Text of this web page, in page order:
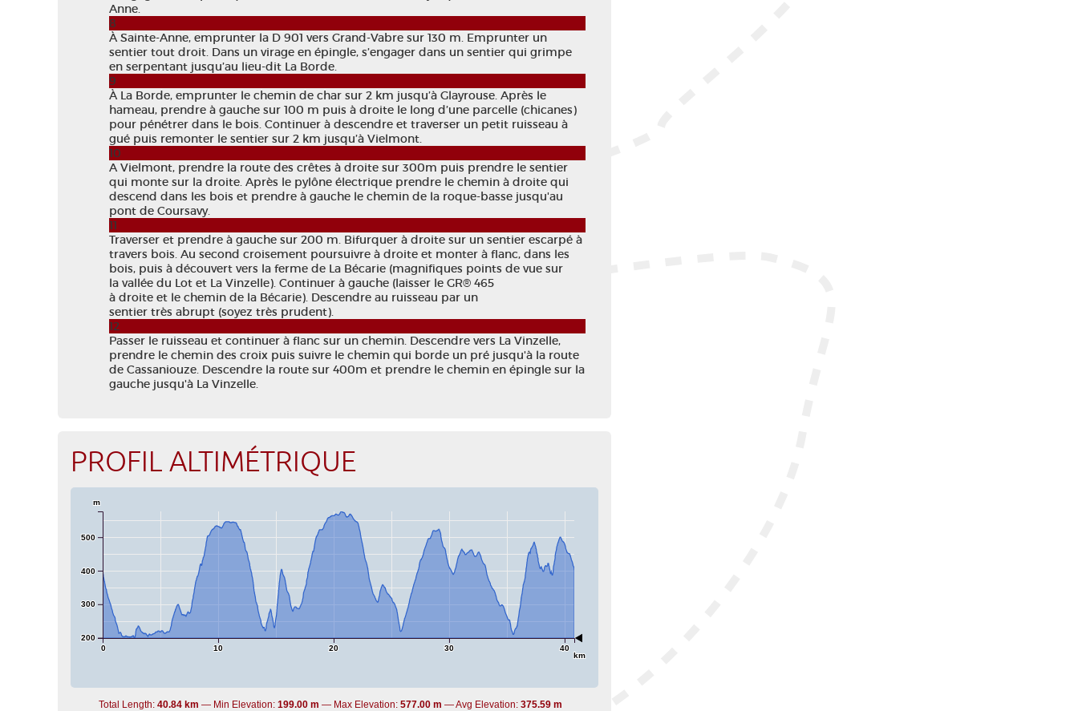
Anne.
8
À Sainte-Anne, emprunter la D 901 vers Grand-Vabre sur 130 m. Emprunter un
sentier tout droit. Dans un virage en épingle, s’engager dans un sentier qui grimpe
en serpentant jusqu’au lieu-dit La Borde.
9
À La Borde, emprunter le chemin de char sur 2 km jusqu’à Glayrouse. Après le
hameau, prendre à gauche sur 100 m puis à droite le long d’une parcelle (chicanes)
pour pénétrer dans le bois. Continuer à descendre et traverser un petit ruisseau à
gué puis remonter le sentier sur 2 km jusqu’à Vielmont.
10
A Vielmont, prendre la route des crêtes à droite sur 300m puis prendre le sentier
qui monte sur la droite. Après le pylône électrique prendre le chemin à droite qui
descend dans les bois et prendre à gauche le chemin de la roque-basse jusqu'au
pont de Coursavy.
11
Traverser et prendre à gauche sur 200 m. Bifurquer à droite sur un sentier escarpé à
travers bois. Au second croisement poursuivre à droite et monter à flanc, dans les
bois, puis à découvert vers la ferme de La Bécarie (magnifiques points de vue sur
la vallée du Lot et La Vinzelle). Continuer à gauche (laisser le GR® 465
à droite et le chemin de la Bécarie). Descendre au ruisseau par un
sentier très abrupt (soyez très prudent).
12
Passer le ruisseau et continuer à flanc sur un chemin. Descendre vers La Vinzelle,
prendre le chemin des croix puis suivre le chemin qui borde un pré jusqu'à la route
de Cassaniouze. Descendre la route sur 400m et prendre le chemin en épingle sur la
gauche jusqu'à La Vinzelle.
PROFIL ALTIMÉTRIQUE
0 10 20 30 40
km
200
300
400
500
m
Total Length: 40.84 km Min Elevation: 199.00 m Max Elevation: 577.00 m Avg Elevation: 375.59 m